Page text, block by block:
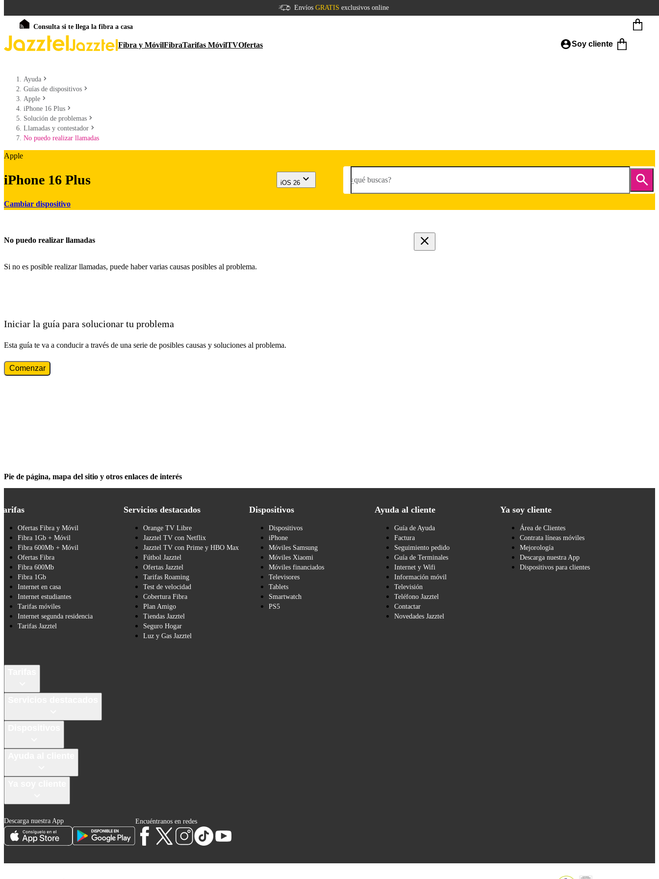
Envíos GRATIS exclusivos online
Consulta si te llega la fibra a casa
Fibra y MóvilFibraTarifas MóvilTVOfertas Soy cliente
Ayuda
Guías de dispositivos
Apple
iPhone 16 Plus
Solución de problemas
Llamadas y contestador
No puedo realizar llamadas
Apple
iPhone 16 Plus
Cambiar dispositivo
iOS 26 ¿qué buscas?
No puedo realizar llamadas
Si no es posible realizar llamadas, puede haber varias causas posibles al problema.
Iniciar la guía para solucionar tu problema
Esta guía te va a conducir a través de una serie de posibles causas y soluciones al problema.
Comenzar
Pie de página, mapa del sitio y otros enlaces de interés
Ofertas Fibra y Móvil
Fibra 1Gb + Móvil
Fibra 600Mb + Móvil
Ofertas Fibra
Fibra 600Mb
Fibra 1Gb
Internet en casa
Internet estudiantes
Tarifas móviles
Internet segunda residencia
Tarifas Jazztel
Servicios destacados
Orange TV Libre
Jazztel TV con Netflix
Jazztel TV con Prime y HBO Max
Fútbol Jazztel
Ofertas Jazztel
Tarifas Roaming
Test de velocidad
Cobertura Fibra
Plan Amigo
Tiendas Jazztel
Seguro Hogar
Luz y Gas Jazztel
Dispositivos
Dispositivos
iPhone
Móviles Samsung
Móviles Xiaomi
Móviles financiados
Televisores
Tablets
Smartwatch
PS5
Ayuda al cliente
Guía de Ayuda
Factura
Seguimiento pedido
Guía de Terminales
Internet y Wifi
Información móvil
Televisión
Teléfono Jazztel
Contactar
Novedades Jazztel
Ya soy cliente
Área de Clientes
Contrata líneas móviles
Mejorología
Descarga nuestra App
Dispositivos para clientes
Descarga nuestra App Encuéntranos en redes